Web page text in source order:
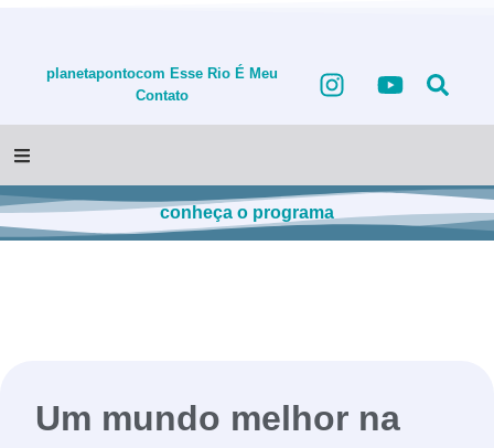
planetapontocom Esse Rio É Meu
Contato
conheça o programa
Um mundo melhor na